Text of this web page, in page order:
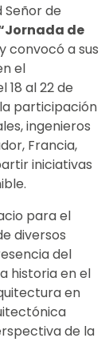
Señor de
de
y convocó a sus
el
al 22 de
participación
ingenieros
Francia,
iniciativas
para el
diversos
del
historia en el
en
de la